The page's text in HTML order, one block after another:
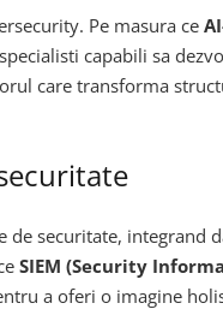
Pe masura ce
capabili sa
care transforma
securitate,
SIEM (Security
a oferi o imagine